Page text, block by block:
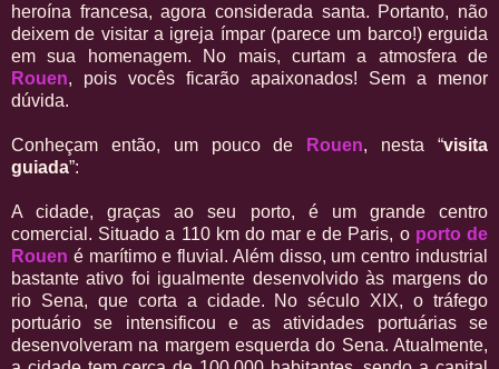
heroína francesa, agora considerada santa. Portanto, não
deixem de visitar a igreja ímpar (parece um barco!) erguida
em sua homenagem. No mais, curtam a atmosfera de
Rouen, pois vocês ficarão apaixonados! Sem a menor
dúvida.
Conheçam então, um pouco de Rouen, nesta “visita
guiada”:
A cidade, graças ao seu porto, é um grande centro
comercial. Situado a 110 km do mar e de Paris, o porto de
Rouen é marítimo e fluvial. Além disso, um centro industrial
bastante ativo foi igualmente desenvolvido às margens do
rio Sena, que corta a cidade. No século XIX, o tráfego
portuário se intensificou e as atividades portuárias se
desenvolveram na margem esquerda do Sena. Atualmente,